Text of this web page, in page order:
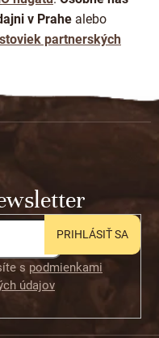
v Prahe alebo
stoviek partnerských
s podmienkami
údajov
PRIHLÁSIŤ SA